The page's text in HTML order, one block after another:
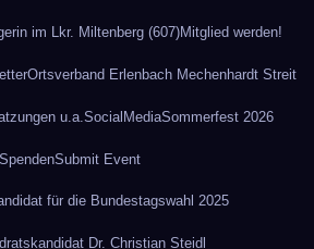
im Lkr. Miltenberg (607)Mitglied werden!
Ortsverband Erlenbach Mechenhardt Streit
u.a. SocialMediaSommerfest 2026
SpendenSubmit Event
für die Bundestagswahl 2025
Dr. Christian Steidl